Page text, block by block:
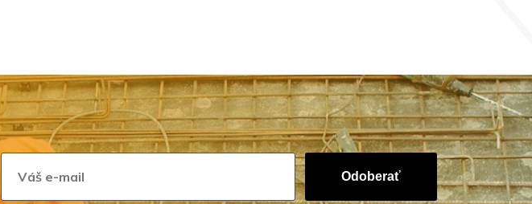
Odoberať